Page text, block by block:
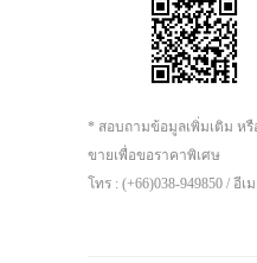
* สอบถามข้อมูลเพิ่มเติม ห
ขายเพื่อขอราคาพิเศษ
โทร : (+66)038-949850 / อีเม